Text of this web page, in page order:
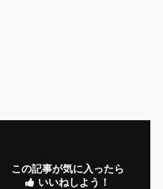
この記事が気に入ったら
いいねしよう！